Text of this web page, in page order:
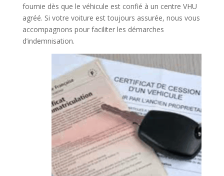
fournie dès que le véhicule est confié à un centre VHU
agréé. Si votre voiture est toujours assurée, nous vous
accompagnons pour faciliter les démarches
d’indemnisation.